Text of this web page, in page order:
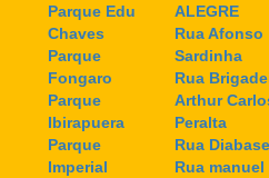
Parque Edu
Chaves
Parque
Fongaro
Parque
Ibirapuera
Parque
Imperial
ALEGRE
Rua Afonso
Sardinha
Rua
Arthur
Peralta
Rua Diabase
Rua manuel